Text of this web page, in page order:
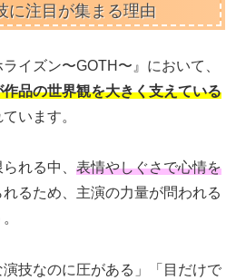
に注目が集まる理由
イズン〜GOTH〜』において、
品の世界観を大きく支えている
います。
れる中、 表情やしぐさで心情を
れるため、主演の力量が問われる
技なのに圧がある」「目だけで